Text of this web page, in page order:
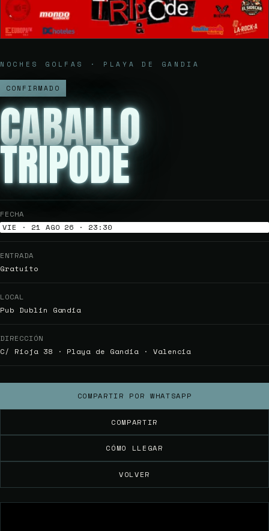
NOCHES GOLFAS · PLAYA DE GANDIA
CONFIRMADO
CABALLO
TRIPODE
FECHA
VIE · 21 AGO 26 · 23:30
ENTRADA
Gratuito
LOCAL
Pub Dublin Gandia
DIRECCIÓN
C/ Rioja 38 · Playa de Gandia · Valencia
COMPARTIR POR WHATSAPP
COMPARTIR
CÓMO LLEGAR
VOLVER